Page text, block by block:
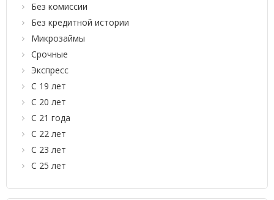
Без комиссии
Без кредитной истории
Микрозаймы
Срочные
Экспресс
С 19 лет
С 20 лет
С 21 года
С 22 лет
С 23 лет
С 25 лет